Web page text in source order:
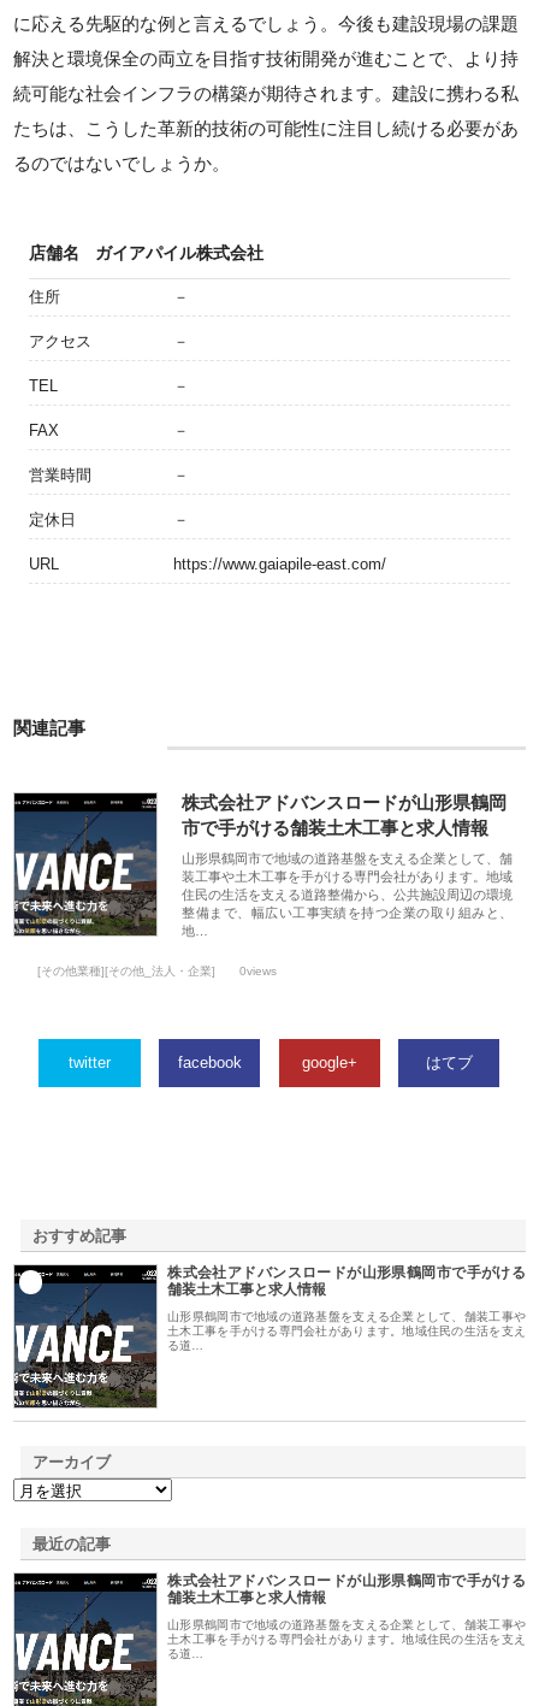
に応える先駆的な例と言えるでしょう。今後も建設現場の課題
解決と環境保全の両立を目指す技術開発が進むことで、より持
続可能な社会インフラの構築が期待されます。建設に携わる私
たちは、こうした革新的技術の可能性に注目し続ける必要があ
るのではないでしょうか。
店舗名 ガイアパイル株式会社
住所 －
アクセス －
TEL －
FAX －
営業時間 －
定休日 －
URL https://www.gaiapile-east.com/
関連記事
株式会社アドバンスロードが山形県鶴岡
市で手がける舗装土木工事と求人情報
山形県鶴岡市で地域の道路基盤を支える企業として、舗
装工事や土木工事を手がける専門会社があります。地域
住民の生活を支える道路整備から、公共施設周辺の環境
整備まで、幅広い工事実績を持つ企業の取り組みと、
地…
[その他業種][その他_法人・企業] 0views
twitter facebook google+ はてブ
おすすめ記事
株式会社アドバンスロードが山形県鶴岡市で手がける
舗装土木工事と求人情報
山形県鶴岡市で地域の道路基盤を支える企業として、舗装工事や
土木工事を手がける専門会社があります。地域住民の生活を支え
る道…
アーカイブ
最近の記事
株式会社アドバンスロードが山形県鶴岡市で手がける
舗装土木工事と求人情報
山形県鶴岡市で地域の道路基盤を支える企業として、舗装工事や
土木工事を手がける専門会社があります。地域住民の生活を支え
る道…